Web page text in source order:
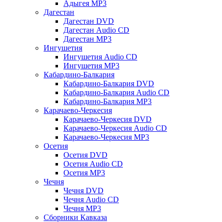
Адыгея MP3
Дагестан
Дагестан DVD
Дагестан Audio CD
Дагестан MP3
Ингушетия
Ингушетия Audio CD
Ингушетия MP3
Кабардино-Балкария
Кабардино-Балкария DVD
Кабардино-Балкария Audio CD
Кабардино-Балкария MP3
Карачаево-Черкесия
Карачаево-Черкесия DVD
Карачаево-Черкесия Audio CD
Карачаево-Черкесия MP3
Осетия
Осетия DVD
Осетия Audio CD
Осетия MP3
Чечня
Чечня DVD
Чечня Audio CD
Чечня MP3
Сборники Кавказа